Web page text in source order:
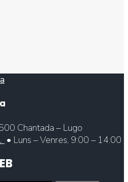
Chantada – Lugo
• Luns – Venres, 9:00 – 14:00